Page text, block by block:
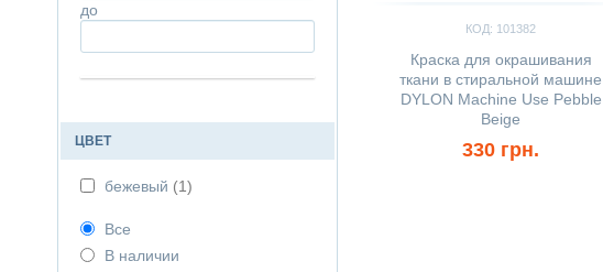
до
ЦВЕТ
бежевый (1)
Все
В наличии
КОД: 101382
Краска для окрашивания
ткани в стиральной машине
DYLON Machine Use Pebble
Beige
330 грн.